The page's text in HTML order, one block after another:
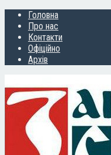
Головна
Про нас
Контакти
Офіційно
Архів